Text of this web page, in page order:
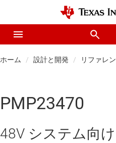
ホーム 設計と開発 リファレ
PMP23470
48V システム向